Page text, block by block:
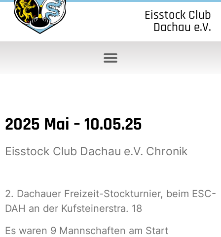
Eisstock Club
Dachau e.V.
2025 Mai – 10.05.25
Eisstock Club Dachau e.V. Chronik
2. Dachauer Freizeit-Stockturnier, beim ESC-
DAH an der Kufsteinerstra. 18
Es waren 9 Mannschaften am Start